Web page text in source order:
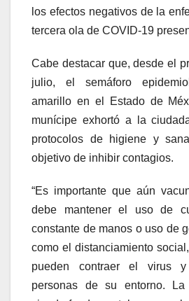
los efectos negativos de la
tercera ola de COVID-19
Cabe destacar que, desde el
julio, el semáforo
amarillo en el Estado de
munícipe exhortó a la
protocolos de higiene y
objetivo de inhibir contagios.
“Es importante que aún
debe mantener el uso de
constante de manos o uso de
como el distanciamiento
pueden contraer el virus
personas de su entorno. La